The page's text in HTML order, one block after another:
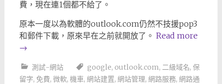
費，現在連1個都不給了。
原本一度以為軟體的outlook.com仍然不技援pop3
和郵件下載，原來早在之前就開放了。 Read more
→
測試-網站 google, outlook.com, 二級域名, 保
留字, 免費, 微軟, 機車, 網站建置, 網站管理, 網路服務, 網路通